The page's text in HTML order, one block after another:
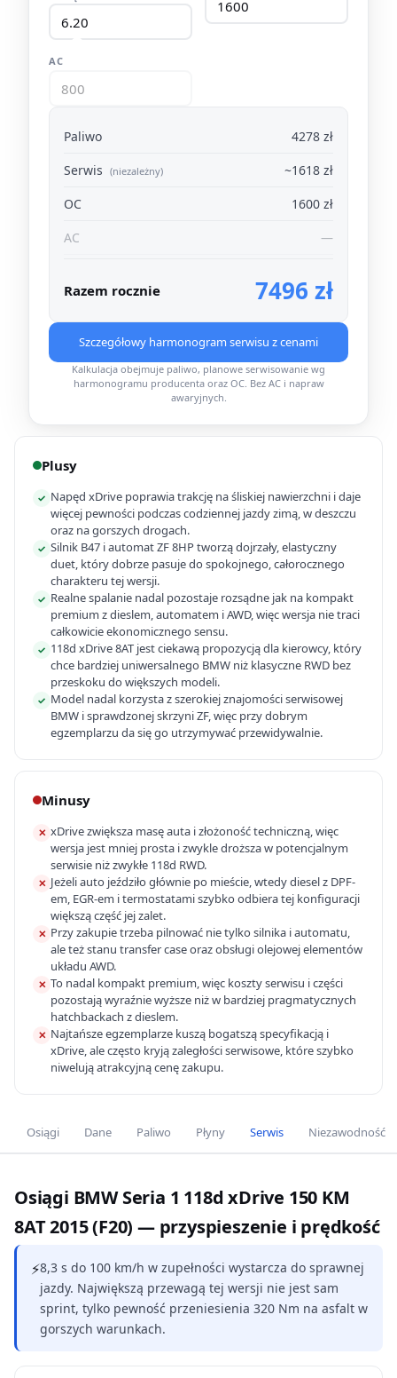
AC
Paliwo
4278 zł
Serwis (niezależny)
~1618 zł
OC
1600 zł
AC
—
Razem rocznie 7496 zł
Szczegółowy harmonogram serwisu z cenami
Kalkulacja obejmuje paliwo, planowe serwisowanie wg
harmonogramu producenta oraz OC. Bez AC i napraw
awaryjnych.
Plusy
✓ Napęd xDrive poprawia trakcję na śliskiej nawierzchni i daje
więcej pewności podczas codziennej jazdy zimą, w deszczu
oraz na gorszych drogach.
✓ Silnik B47 i automat ZF 8HP tworzą dojrzały, elastyczny
duet, który dobrze pasuje do spokojnego, całorocznego
charakteru tej wersji.
✓ Realne spalanie nadal pozostaje rozsądne jak na kompakt
premium z dieslem, automatem i AWD, więc wersja nie traci
całkowicie ekonomicznego sensu.
✓ 118d xDrive 8AT jest ciekawą propozycją dla kierowcy, który
chce bardziej uniwersalnego BMW niż klasyczne RWD bez
przeskoku do większych modeli.
✓ Model nadal korzysta z szerokiej znajomości serwisowej
BMW i sprawdzonej skrzyni ZF, więc przy dobrym
egzemplarzu da się go utrzymywać przewidywalnie.
Minusy
✕ xDrive zwiększa masę auta i złożoność techniczną, więc
wersja jest mniej prosta i zwykle droższa w potencjalnym
serwisie niż zwykłe 118d RWD.
✕ Jeżeli auto jeździło głównie po mieście, wtedy diesel z DPF-
em, EGR-em i termostatami szybko odbiera tej konfiguracji
większą część jej zalet.
✕ Przy zakupie trzeba pilnować nie tylko silnika i automatu,
ale też stanu transfer case oraz obsługi olejowej elementów
układu AWD.
✕ To nadal kompakt premium, więc koszty serwisu i części
pozostają wyraźnie wyższe niż w bardziej pragmatycznych
hatchbackach z dieslem.
✕ Najtańsze egzemplarze kuszą bogatszą specyfikacją i
xDrive, ale często kryją zaległości serwisowe, które szybko
niwelują atrakcyjną cenę zakupu.
Osiągi Dane Paliwo Płyny Serwis Niezawodność
Osiągi BMW Seria 1 118d xDrive 150 KM
8AT 2015 (F20) — przyspieszenie i prędkość
⚡8,3 s do 100 km/h w zupełności wystarcza do sprawnej
jazdy. Największą przewagą tej wersji nie jest sam
sprint, tylko pewność przeniesienia 320 Nm na asfalt w
gorszych warunkach.